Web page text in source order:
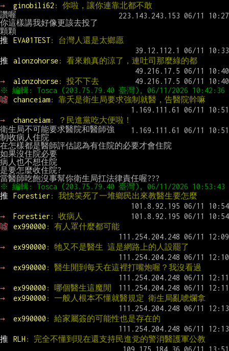
→ ginobili62 : 你啦，讓你連靠北都不敢
讚喔
你這樣講我好像更該去投了
推
EVA01TEST: 台灣人還是太鄉愿
推 alonzohorse: 看來賴真的涼了，連吐司那麼綠的都
→ alonzohorse: 投不下去
噓
chanceiam: 靠夭是衛生局要求強制就醫，告醫院幹嘛
→ chanceiam: ？民進黨吃大便啦！
衛生局不可能要求醫院和醫師強
制收病人住院
在怎樣都是醫師評估認為有住院的必要才會住院
如果沒住院必要
病人也不想住院
是要怎麼收住院?
推
Forestier : 我快笑死了一堆鄉民出來教醫生要怎麼
→ Forestier : 收病人
噓
ex990000 : 有人罩什麼都可能
→ ex990000 : 牠又不是醫生 這是網路上的人設罷了
→ ex990000 : 醫生閒到每天在這裡打嘴炮喔？我沒看過
→ ex990000 : 哪個醫生這魔閒
→
ex990000 : 一般人根本不懂就醫規定 衛生局亂唬爛拿
→ ex990000 : 給家屬簽的可能性也是存在的
推 RLH : 完全不懂到現在還支持民進党的警消醫護軍公教